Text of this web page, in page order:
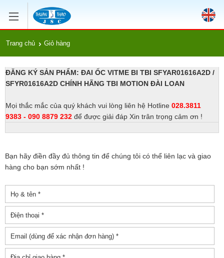
Trang chủ Giỏ hàng
ĐĂNG KÝ SẢN PHẨM: ĐAI ỐC VITME BI TBI SFYAR01616A2D /
SFYR01616A2D CHÍNH HÃNG TBI MOTION ĐÀI LOAN
Mọi thắc mắc của quý khách vui lòng liên hệ Hotline 028.3811
9383 - 090 8879 232 để được giải đáp Xin trân trọng cảm ơn !
Bạn hãy điền đầy đủ thông tin để chúng tôi có thể liên lạc và giao
hàng cho bạn sớm nhất !